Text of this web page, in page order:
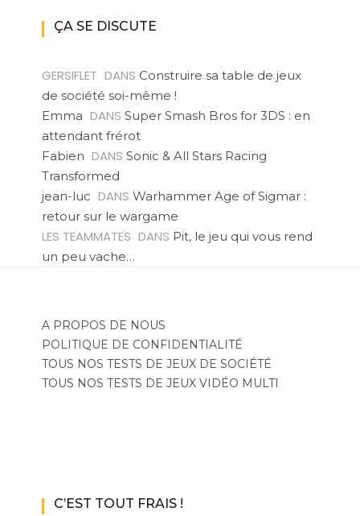
ÇA SE DISCUTE
GERSIFLET DANS Construire sa table de jeux
de société soi-même !
Emma DANS Super Smash Bros for 3DS : en
attendant frérot
Fabien DANS Sonic & All Stars Racing
Transformed
jean-luc DANS Warhammer Age of Sigmar :
retour sur le wargame
LES TEAMMATES DANS Pit, le jeu qui vous rend
un peu vache…
A PROPOS DE NOUS
POLITIQUE DE CONFIDENTIALITÉ
TOUS NOS TESTS DE JEUX DE SOCIÉTÉ
TOUS NOS TESTS DE JEUX VIDÉO MULTI
C’EST TOUT FRAIS !